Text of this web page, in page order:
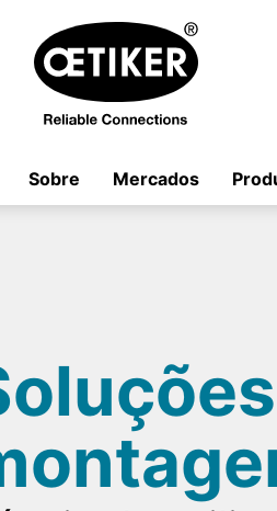
Sobre Mercados